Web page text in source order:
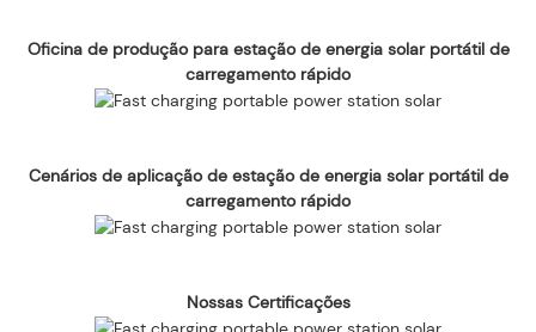
Oficina de produção para estação de energia solar portátil de
carregamento rápido
Cenários de aplicação de estação de energia solar portátil de
carregamento rápido
Nossas Certificações